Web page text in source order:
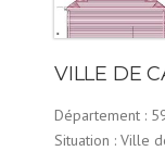
VILLE DE
Département :
Situation : Ville